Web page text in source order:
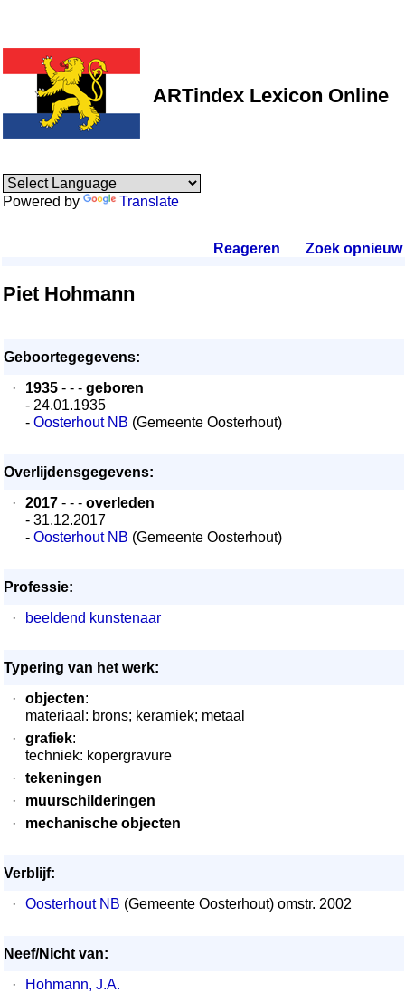
ARTindex Lexicon Online
Powered by Translate
Reageren Zoek opnieuw.
Piet Hohmann
Geboortegegevens:
·
1935 - - - geboren
- 24.01.1935
- Oosterhout NB (Gemeente Oosterhout)
Overlijdensgegevens:
·
2017 - - - overleden
- 31.12.2017
- Oosterhout NB (Gemeente Oosterhout)
Professie:
·
beeldend kunstenaar
Typering van het werk:
·
objecten:
materiaal: brons; keramiek; metaal
·
grafiek:
techniek: kopergravure
·
tekeningen
·
muurschilderingen
·
mechanische objecten
Verblijf:
·
Oosterhout NB (Gemeente Oosterhout) omstr. 2002
Neef/Nicht van:
·
Hohmann, J.A.